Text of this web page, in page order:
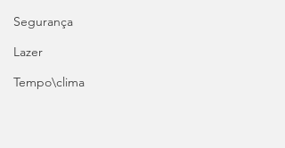
Segurança
Lazer
Tempo\clima